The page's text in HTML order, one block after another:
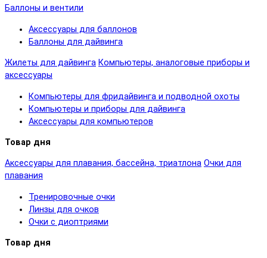
Баллоны и вентили
Аксессуары для баллонов
Баллоны для дайвинга
Жилеты для дайвинга Компьютеры, аналоговые приборы и
аксессуары
Компьютеры для фридайвинга и подводной охоты
Компьютеры и приборы для дайвинга
Аксессуары для компьютеров
Товар дня
Аксессуары для плавания, бассейна, триатлона Очки для
плавания
Тренировочные очки
Линзы для очков
Очки с диоптриями
Товар дня